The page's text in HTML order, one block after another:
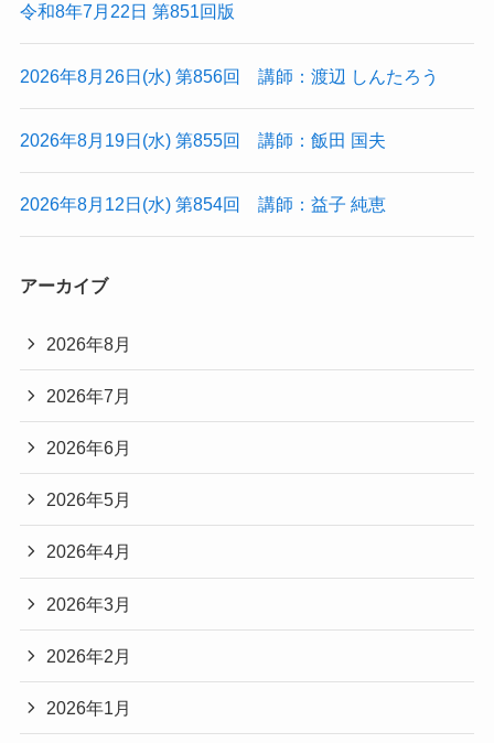
令和8年7月22日 第851回版
2026年8月26日(水) 第856回 講師：渡辺 しんたろう
2026年8月19日(水) 第855回 講師：飯田 国夫
2026年8月12日(水) 第854回 講師：益子 純恵
アーカイブ
2026年8月
2026年7月
2026年6月
2026年5月
2026年4月
2026年3月
2026年2月
2026年1月